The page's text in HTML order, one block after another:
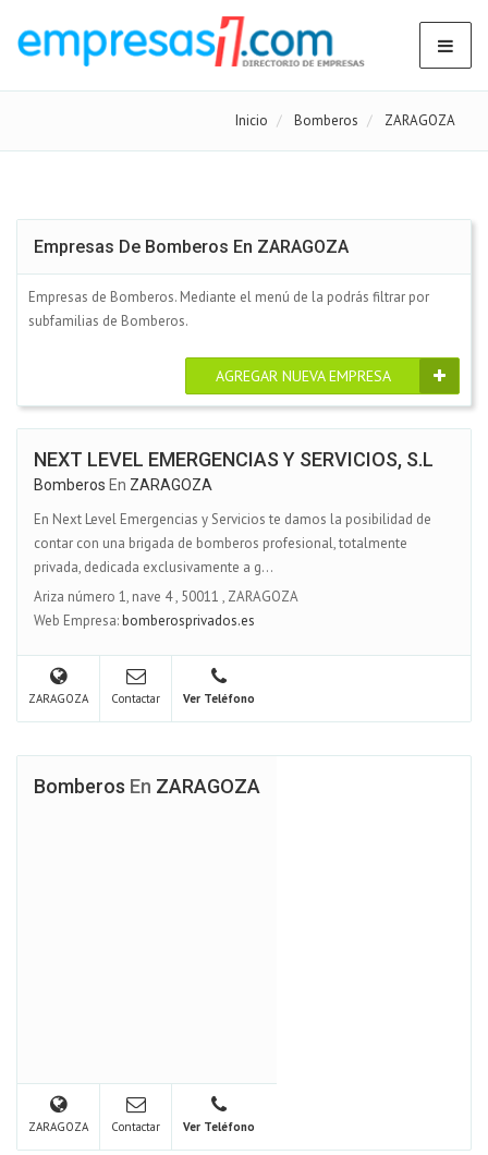
Inicio Bomberos ZARAGOZA
Empresas De Bomberos En ZARAGOZA
Empresas de Bomberos. Mediante el menú de la podrás filtrar por
subfamilias de Bomberos.
AGREGAR NUEVA EMPRESA
NEXT LEVEL EMERGENCIAS Y SERVICIOS, S.L
Bomberos En ZARAGOZA
En Next Level Emergencias y Servicios te damos la posibilidad de
contar con una brigada de bomberos profesional, totalmente
privada, dedicada exclusivamente a g...
Ariza número 1, nave 4, 50011 , ZARAGOZA
Web Empresa:bomberosprivados.es
ZARAGOZA Contactar Ver Teléfono
Bomberos En ZARAGOZA
ZARAGOZA Contactar Ver Teléfono